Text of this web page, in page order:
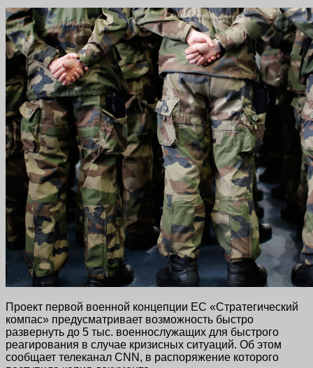
Проект первой военной концепции ЕС «Стратегический
компас» предусматривает возможность быстро
развернуть до 5 тыс. военнослужащих для быстрого
реагирования в случае кризисных ситуаций. Об этом
сообщает телеканал CNN, в распоряжение которого